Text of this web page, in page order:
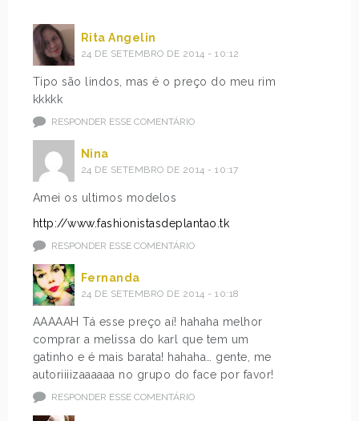
Rita Angelin
24 DE SETEMBRO DE 2014 - 10:12
Tipo são lindos, mas é o preço do meu rim
kkkkk
RESPONDER ESSE COMENTÁRIO
Nina
24 DE SETEMBRO DE 2014 - 10:17
Amei os ultimos modelos
http://www.fashionistasdeplantao.tk
RESPONDER ESSE COMENTÁRIO
Fernanda
24 DE SETEMBRO DE 2014 - 10:18
AAAAAH Tá esse preço aí! hahaha melhor
comprar a melissa do karl que tem um
gatinho e é mais barata! hahaha… gente, me
autoriiiizaaaaaa no grupo do face por favor!
RESPONDER ESSE COMENTÁRIO